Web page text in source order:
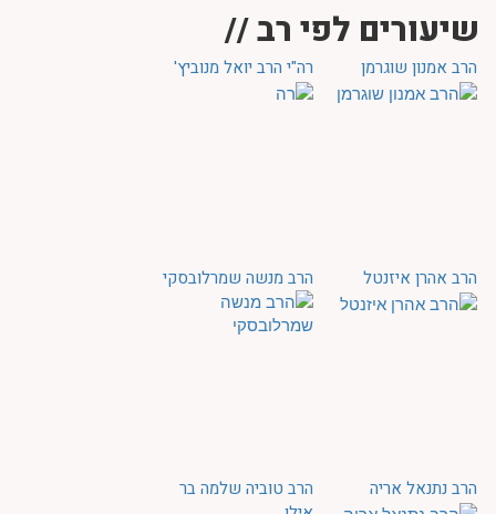
שיעורים לפי רב //
הרב אמנון שוגרמן רה"י הרב יואל מנוביץ'
הרב אהרן איזנטל הרב מנשה שמרלובסקי
הרב נתנאל אריה
הרב טוביה שלמה בר